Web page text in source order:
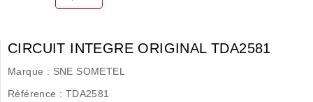
CIRCUIT INTEGRE ORIGINAL TDA2581
Marque : SNE SOMETEL
Référence : TDA2581